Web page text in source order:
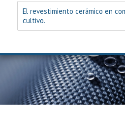
El revestimiento cerámico en